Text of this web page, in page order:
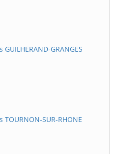
GRANGES
SUR-RHONE